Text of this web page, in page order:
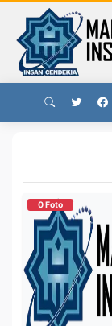
0 Foto